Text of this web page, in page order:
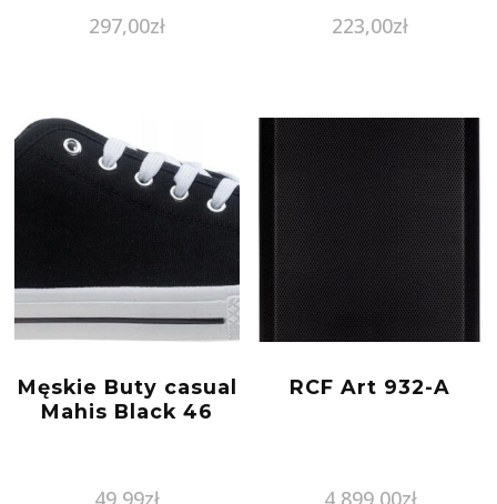
297,00zł
TESTER
223,00zł
Męskie Buty casual
Mahis Black 46
RCF Art 932-A